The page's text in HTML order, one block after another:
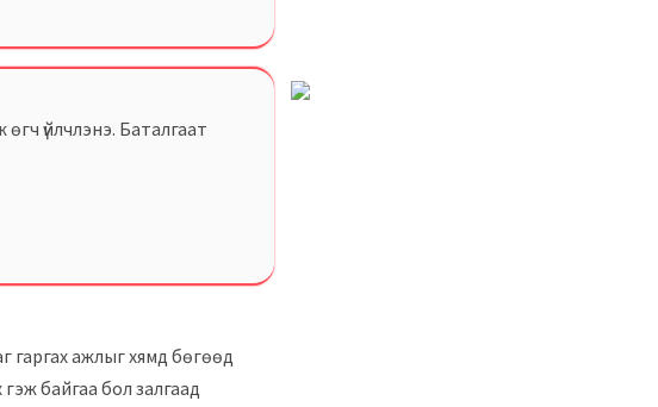
үйлчлэнэ. Баталгаат
гаргах ажлыг хямд бөгөөд
гэж байгаа бол залгаад